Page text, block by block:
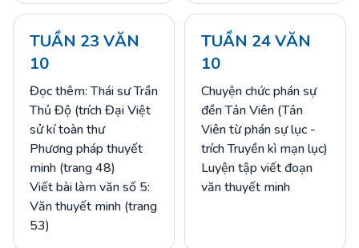
TUẦN 23 VĂN
10
Đọc thêm: Thái sư Trần
Thủ Độ (trích Đại Việt
sử kí toàn thư
Phương pháp thuyết
minh (trang 48)
Viết bài làm văn số 5:
Văn thuyết minh (trang
53)
TUẦN 24 VĂN
10
Chuyện chức phán sự
đền Tản Viên (Tản
Viên từ phán sự lục -
trích Truyền kì mạn lục)
Luyện tập viết đoạn
văn thuyết minh